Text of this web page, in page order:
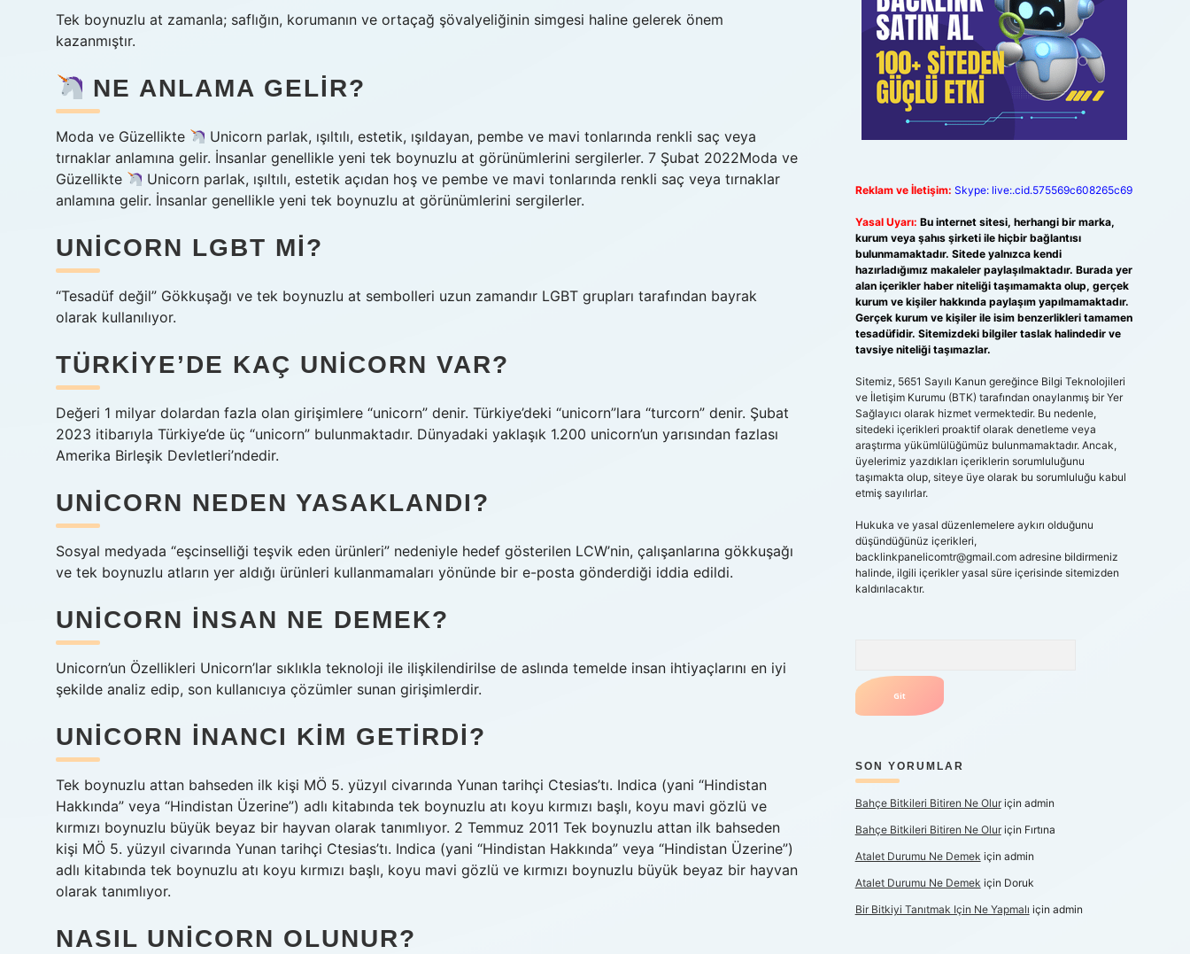
Tek boynuzlu at zamanla; saflığın, korumanın ve ortaçağ şövalyeliğinin simgesi haline gelerek önem
kazanmıştır.
NE ANLAMA GELIR?
Moda ve Güzellikte
Unicorn parlak, ışıltılı, estetik, ışıldayan, pembe ve mavi tonlarında renkli saç veya
tırnaklar anlamına gelir. İnsanlar genellikle yeni tek boynuzlu at görünümlerini sergilerler. 7 Şubat 2022Moda ve
Güzellikte
Unicorn parlak, ışıltılı, estetik açıdan hoş ve pembe ve mavi tonlarında renkli saç veya tırnaklar
anlamına gelir. İnsanlar genellikle yeni tek boynuzlu at görünümlerini sergilerler.
UNICORN LGBT MI?
“Tesadüf değil” Gökkuşağı ve tek boynuzlu at sembolleri uzun zamandır LGBT grupları tarafından bayrak
olarak kullanılıyor.
TÜRKIYE’DE KAÇ UNICORN VAR?
Değeri 1 milyar dolardan fazla olan girişimlere “unicorn” denir. Türkiye’deki “unicorn”lara “turcorn” denir. Şubat
2023 itibarıyla Türkiye’de üç “unicorn” bulunmaktadır. Dünyadaki yaklaşık 1.200 unicorn’un yarısından fazlası
Amerika Birleşik Devletleri’ndedir.
UNICORN NEDEN YASAKLANDI?
Sosyal medyada “eşcinselliği teşvik eden ürünleri” nedeniyle hedef gösterilen LCW’nin, çalışanlarına gökkuşağı
ve tek boynuzlu atların yer aldığı ürünleri kullanmamaları yönünde bir e-posta gönderdiği iddia edildi.
UNICORN INSAN NE DEMEK?
Unicorn’un Özellikleri Unicorn’lar sıklıkla teknoloji ile ilişkilendirilse de aslında temelde insan ihtiyaçlarını en iyi
şekilde analiz edip, son kullanıcıya çözümler sunan girişimlerdir.
UNICORN INANCI KIM GETIRDI?
Tek boynuzlu attan bahseden ilk kişi MÖ 5. yüzyıl civarında Yunan tarihçi Ctesias’tı. Indica (yani “Hindistan
Hakkında” veya “Hindistan Üzerine”) adlı kitabında tek boynuzlu atı koyu kırmızı başlı, koyu mavi gözlü ve
kırmızı boynuzlu büyük beyaz bir hayvan olarak tanımlıyor. 2 Temmuz 2011 Tek boynuzlu attan ilk bahseden
kişi MÖ 5. yüzyıl civarında Yunan tarihçi Ctesias’tı. Indica (yani “Hindistan Hakkında” veya “Hindistan Üzerine”)
adlı kitabında tek boynuzlu atı koyu kırmızı başlı, koyu mavi gözlü ve kırmızı boynuzlu büyük beyaz bir hayvan
olarak tanımlıyor.
NASIL UNICORN OLUNUR?
Reklam ve İletişim: Skype: live:.cid.575569c608265c69
Yasal Uyarı: Bu internet sitesi, herhangi bir marka,
kurum veya şahıs şirketi ile hiçbir bağlantısı
bulunmamaktadır. Sitede yalnızca kendi
hazırladığımız makaleler paylaşılmaktadır. Burada yer
alan içerikler haber niteliği taşımamakta olup, gerçek
kurum ve kişiler hakkında paylaşım yapılmamaktadır.
Gerçek kurum ve kişiler ile isim benzerlikleri tamamen
tesadüfidir. Sitemizdeki bilgiler taslak halindedir ve
tavsiye niteliği taşımazlar.
Sitemiz, 5651 Sayılı Kanun gereğince Bilgi Teknolojileri
ve İletişim Kurumu (BTK) tarafından onaylanmış bir Yer
Sağlayıcı olarak hizmet vermektedir. Bu nedenle,
sitedeki içerikleri proaktif olarak denetleme veya
araştırma yükümlülüğümüz bulunmamaktadır. Ancak,
üyelerimiz yazdıkları içeriklerin sorumluluğunu
taşımakta olup, siteye üye olarak bu sorumluluğu kabul
etmiş sayılırlar.
Hukuka ve yasal düzenlemelere aykırı olduğunu
düşündüğünüz içerikleri,
backlinkpanelicomtr@gmail.comadresine bildirmeniz
halinde, ilgili içerikler yasal süre içerisinde sitemizden
kaldırılacaktır.
SON YORUMLAR
Bahçe Bitkileri Bitiren Ne Oluriçin admin
Bahçe Bitkileri Bitiren Ne Oluriçin Fırtına
Atalet Durumu Ne Demek için admin
Atalet Durumu Ne Demek için Doruk
Bir Bitkiyi Tanıtmak Için Ne Yapmalı için admin